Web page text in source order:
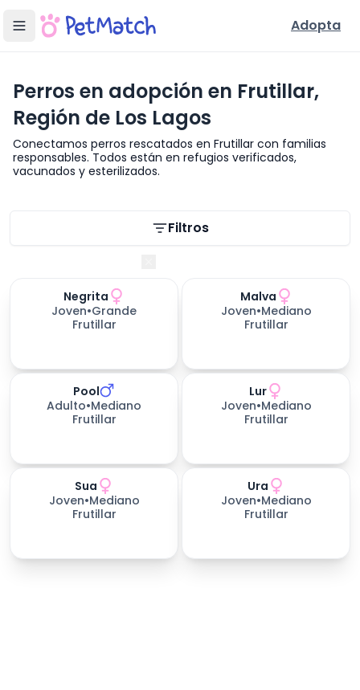
Adopta
Perros en adopción en Frutillar,
Región de Los Lagos
Conectamos perros rescatados en Frutillar con familias
responsables. Todos están en refugios verificados,
vacunados y esterilizados.
Filtros
días esperando
Negrita
Joven•Grande
Frutillar
días esperando
Malva
Joven•Mediano
Frutillar
días esperando
Pool
Adulto•Mediano
Frutillar
días esperando
Lur
Joven•Mediano
Frutillar
días esperando
Sua
Joven•Mediano
Frutillar
días esperando
Ura
Joven•Mediano
Frutillar